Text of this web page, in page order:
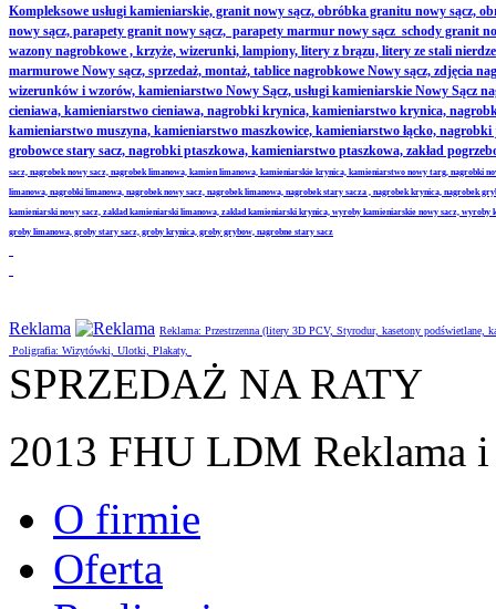
Kompleksowe usługi kamieniarskie, granit nowy sącz, obróbka granitu nowy sącz,
nowy sącz, parapety granit nowy sącz, parapety marmur nowy sącz schody granit
wazony nagrobkowe , krzyże, wizerunki, lampiony, litery z brązu, litery ze stali
marmurowe Nowy sącz, sprzedaż, montaż, tablice nagrobkowe Nowy sącz, zdjęcia
wizerunków i wzorów, kamieniarstwo Nowy Sącz, usługi kamieniarskie Nowy
cieniawa, kamieniarstwo cieniawa, nagrobki krynica, kamieniarstwo krynica,
kamieniarstwo muszyna, kamieniarstwo maszkowice, kamieniarstwo łącko,
grobowce stary sacz, nagrobki ptaszkowa, kamieniarstwo ptaszkowa, zakład
sacz, nagrobek nowy sacz, nagrobek limanowa, kamien limanowa, kamieniarskie krynica, kamieniarstwo nowy targ,
limanowa, nagrobki limanowa, nagrobek nowy sacz, nagrobek limanowa, nagrobek stary sacza , nagrobek krynica, nagrobek
kamieniarski nowy sacz, zaklad kamieniarski limanowa, zaklad kamieniarski krynica, wyroby kamieniarskie nowy sacz,
groby limanowa, groby stary sacz, groby krynica, groby grybow, nagrobne stary sacz
Reklama
Reklama: Przestrzenna (litery 3D PCV, Styrodur, kasetony
Poligrafia: Wizytówki, Ulotki, Plakaty,
SPRZEDAŻ NA RATY
2013 FHU LDM Reklama
O firmie
Oferta